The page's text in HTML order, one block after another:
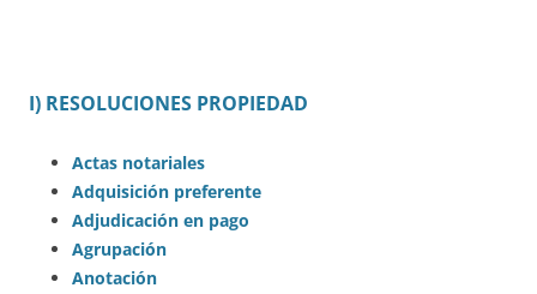
I) RESOLUCIONES PROPIEDAD
Actas notariales
Adquisición preferente
Adjudicación en pago
Agrupación
Anotación